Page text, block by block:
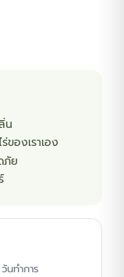
น
องเราเอง
ภัย
นทำการ